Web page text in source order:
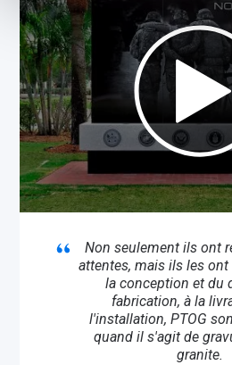
Non seulement ils ont
attentes, mais ils les ont
la conception et du
fabrication, à la
l'installation, PTOG
quand il s'agit de
granite.